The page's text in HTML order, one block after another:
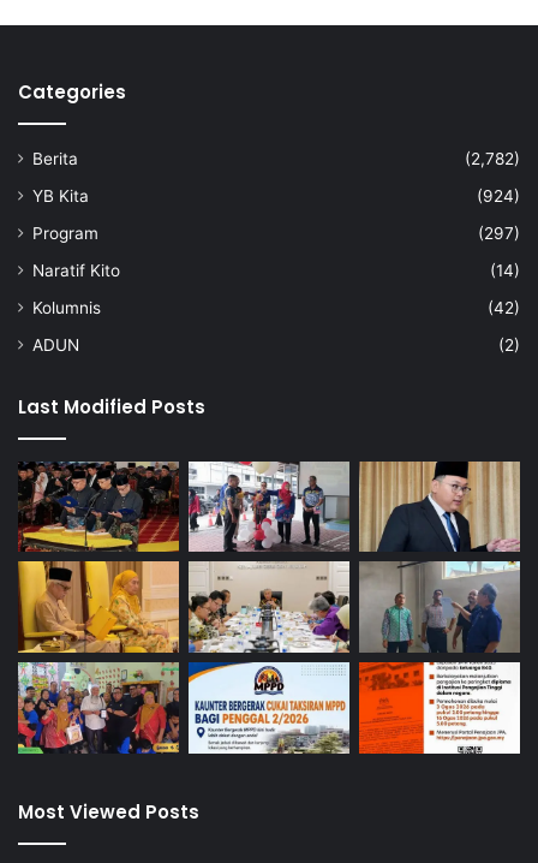
Categories
Berita
(2,782)
YB Kita
(924)
Program
(297)
Naratif Kito
(14)
Kolumnis
(42)
ADUN
(2)
Last Modified Posts
Most Viewed Posts